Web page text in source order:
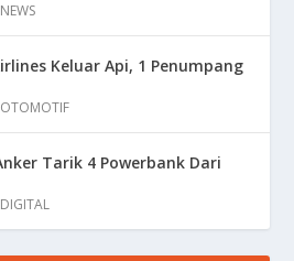
NEWS
Keluar Api, 1 Penumpang
OTOMOTIF
Tarik 4 Powerbank Dari
DIGITAL